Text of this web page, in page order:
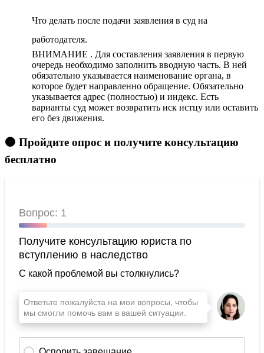
Что делать после подачи заявления в суд на
работодателя.
ВНИМАНИЕ . Для составления заявления в первую
очередь необходимо заполнить вводную часть. В ней
обязательно указывается наименование органа, в
которое будет направленно обращение. Обязательно
указывается адрес (полностью) и индекс. Есть
варианты суд может возвратить иск истцу или оставить
его без движения.
🟠 Пройдите опрос и получите консультацию
бесплатно